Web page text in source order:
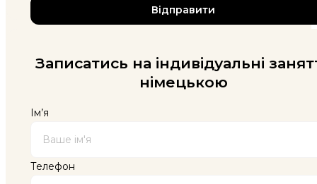
Записатись на індивідуальні
німецькою
Ім’я
Телефон